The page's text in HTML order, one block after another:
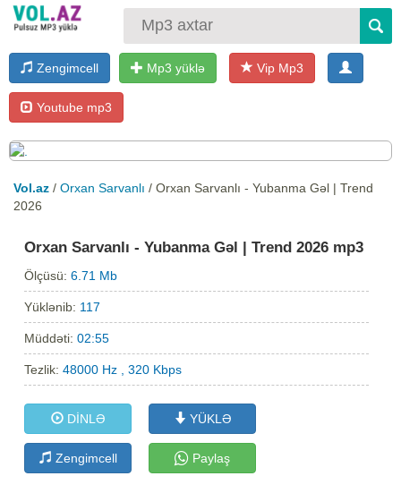
Zengimcell Mp3 yüklə Vip Mp3
Youtube mp3
Vol.az / Orxan Sarvanlı / Orxan Sarvanlı - Yubanma Gəl | Trend
2026
Orxan Sarvanlı - Yubanma Gəl | Trend 2026 mp3
Ölçüsü:6.71 Mb
Yüklənib: 117
Müddəti:02:55
Tezlik:48000 Hz , 320 Kbps
DİNLƏ YÜKLƏ
Zengimcell Paylaş